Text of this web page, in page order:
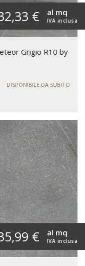
€ IVA inclusa
al mq
Grigio R10 by
DISPONIBILE DA SUBITO
€ IVA inclusa
al mq